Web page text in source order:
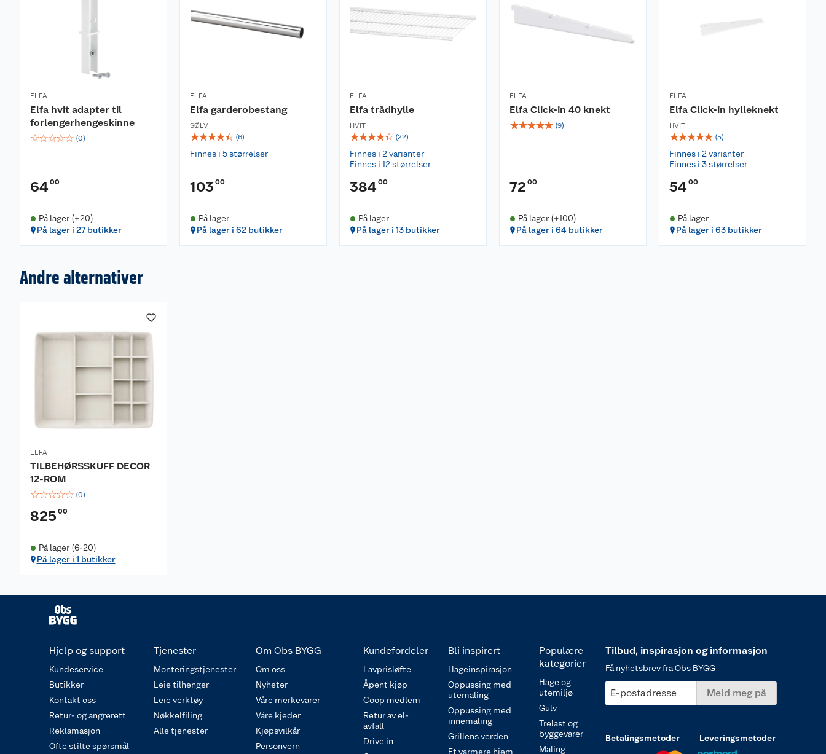
ELFA
Elfa hvit adapter til
forlengerhengeskinne
☆☆☆☆☆ (0)
6400
På lager (+20)
På lager i 27 butikker
ELFA
Elfa garderobestang
SØLV
☆☆☆☆☆ (6)
Finnes i 5 størrelser
103 00
På lager
På lager i 62 butikker
ELFA
Elfa trådhylle
HVIT
☆☆☆☆☆ (22)
Finnes i 2 varianter
Finnes i 12 størrelser
38400
På lager
På lager i 13 butikker
ELFA
Elfa Click-in 40 knekt
☆☆☆☆☆ (9)
72 00
På lager (+100)
På lager i 64 butikker
ELFA
Elfa Click-in hylleknekt
HVIT
☆☆☆☆☆ (5)
Finnes i 2 varianter
Finnes i 3 størrelser
5400
På lager
På lager i 63 butikker
Andre alternativer
ELFA
TILBEHØRSSKUFF DECOR
12-ROM
☆☆☆☆☆ (0)
825 00
På lager (6-20)
På lager i 1 butikker
Hjelp og support
Kundeservice
Butikker
Kontakt oss
Retur- og angrerett
Reklamasjon
Ofte stilte spørsmål
Tjenester
Monteringstjenester
Leie tilhenger
Leie verktøy
Nøkkelfiling
Alle tjenester
Om Obs BYGG
Om oss
Nyheter
Våre merkevarer
Våre kjeder
Kjøpsvilkår
Personvern
Kundefordeler
Lavprisløfte
Åpent kjøp
Coop medlem
Retur av el-
avfall
Drive in
Bli inspirert
Hageinspirasjon
Oppussing med
utemaling
Oppussing med
innemaling
Grillens verden
Et varmere hjem
Populære
kategorier
Hage og
utemiljø
Gulv
Trelast og
byggevarer
Maling
Tilbud, inspirasjon og informasjon
Få nyhetsbrev fra Obs BYGG
E-postadresse Meld meg på
Betalingsmetoder Leveringsmetoder